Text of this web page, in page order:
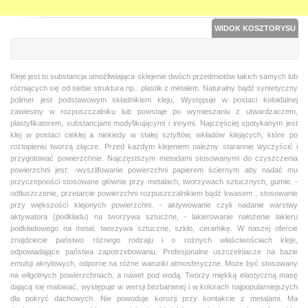
WIDOK KOSZTORYSU
Kleje jest to substancja umożliwiająca sklejenie dwóch przedmiotów takich samych lub
różniących się od siebie struktura np.: plastik z metalem. Naturalny bądź syntetyczny
polimer jest podstawowym składnikiem kleju. Występuje w postaci koloidalnej
zawiesiny w rozpuszczalniku lub powstaje po wymieszaniu z utwardzaczem,
plastyfikatorem, substancjami modyfikującymi i innymi. Najczęściej spotykanym jest
klej w postaci ciekłej a niekiedy w stałej sztyftów, wkładów klejących, które po
roztopieniu tworzą złącze. Przed każdym klejeniem należny starannie wyczyścić i
przygotować powierzchnie. Najczęstszym metodami stosowanymi do czyszczenia
powierzchni jest: -wyszlifowanie powierzchni papierem ściernym aby nadać mu
przyczepności stosowane głównie przy metalach, tworzywach sztucznych, gumie. -
odtłuszczenie, przetarcie powierzchni rozpuszczalnikiem bądź kwasem , stosowanie
przy większości klejonych powierzchni. - aktywowanie czyli nadanie warstwy
aktywatora (podkładu) na tworzywa sztuczne, - lakierowanie nałożenie lakieru
podkładowego na metal, tworzywa sztuczne, szkło, ceramikę. W naszej ofercie
znajdziecie państwo różnego rodzaju i o rożnych właściwościach kleje,
odpowiadające państwa zapotrzebowaniu. Profesjonalne uszczelniacze na bazie
emulsji akrylowych, odporne na różne warunki atmosferyczne. Może być stosowany
na wilgotnych powierzchniach, a nawet pod wodą. Tworzy miękką elastyczną masę
dającą się malować, występuje w wersji bezbarwnej i w kolorach najpopularniejszych
dla pokryć dachowych. Nie powoduje korozji przy kontakcie z metalami. Ma